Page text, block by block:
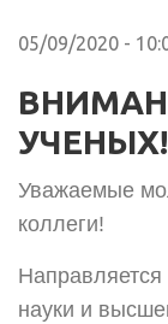
05/09/2020 -
УЧЕНЫХ!
Уважаемые
коллеги!
науки и